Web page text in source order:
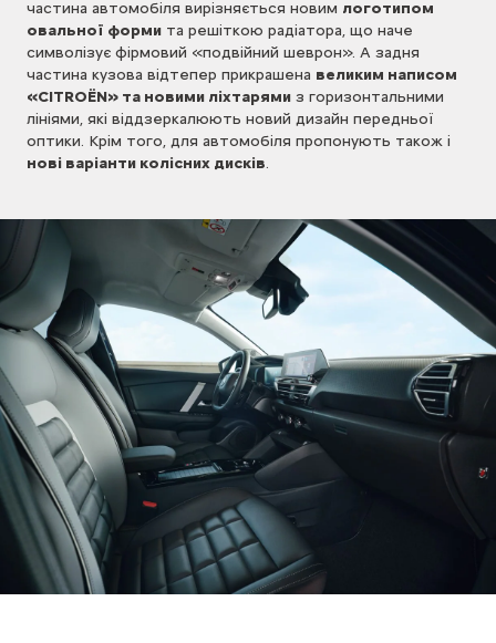
частина автомобіля вирізняється новим логотипом
овальної форми та решіткою радіатора, що наче
символізує фірмовий «подвійний шеврон». А задня
частина кузова відтепер прикрашена великим написом
«CITROЁN» та новими ліхтарями з горизонтальними
лініями, які віддзеркалюють новий дизайн передньої
оптики. Крім того, для автомобіля пропонують також і
нові варіанти колісних дисків.